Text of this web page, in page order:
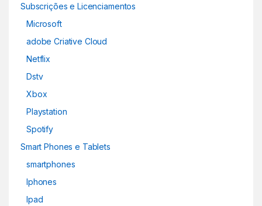
Subscrições e Licenciamentos
Microsoft
adobe Criative Cloud
Netflix
Dstv
Xbox
Playstation
Spotify
Smart Phones e Tablets
smartphones
Iphones
Ipad